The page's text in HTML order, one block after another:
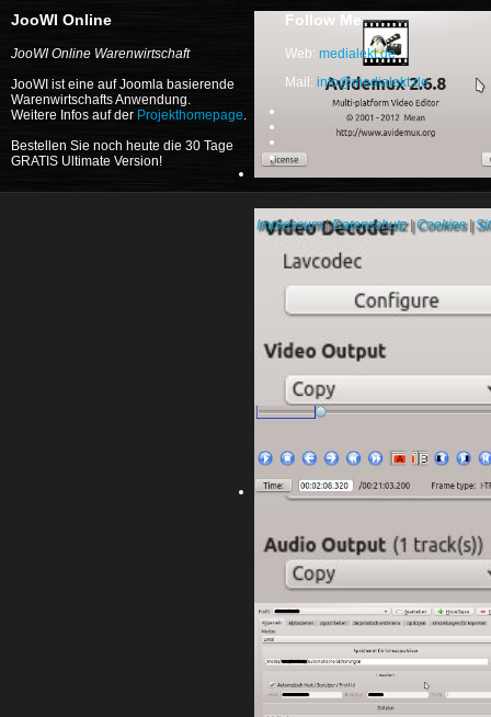
JooWI Online
JooWI Online Warenwirtschaft
JooWI ist eine auf Joomla basierende
Warenwirtschafts Anwendung.
Weitere Infos auf der Projekthomepage.
Bestellen Sie noch heute die 30 Tage
GRATIS Ultimate Version!
Follow Me
Web: medialekt.de
Mail:
Impressum|Datenschutz|Cookies|